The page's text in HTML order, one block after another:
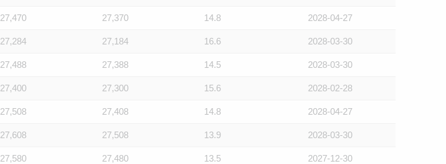
27,470 27,370 14.8 2028-04-27
27,284 27,184 16.6 2028-03-30
27,488 27,388 14.5 2028-03-30
27,400 27,300 15.6 2028-02-28
27,508 27,408 14.8 2028-04-27
27,608 27,508 13.9 2028-03-30
27,580 27,480 13.5 2027-12-30